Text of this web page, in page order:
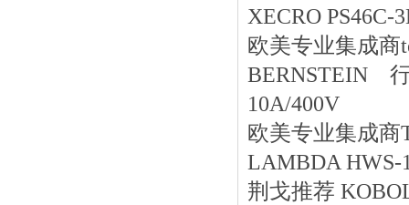
XECRO PS46C-
欧美专业集成商
BERNSTEIN
10A/400V
欧美专业集成商
LAMBDA HWS-
荆戈推荐